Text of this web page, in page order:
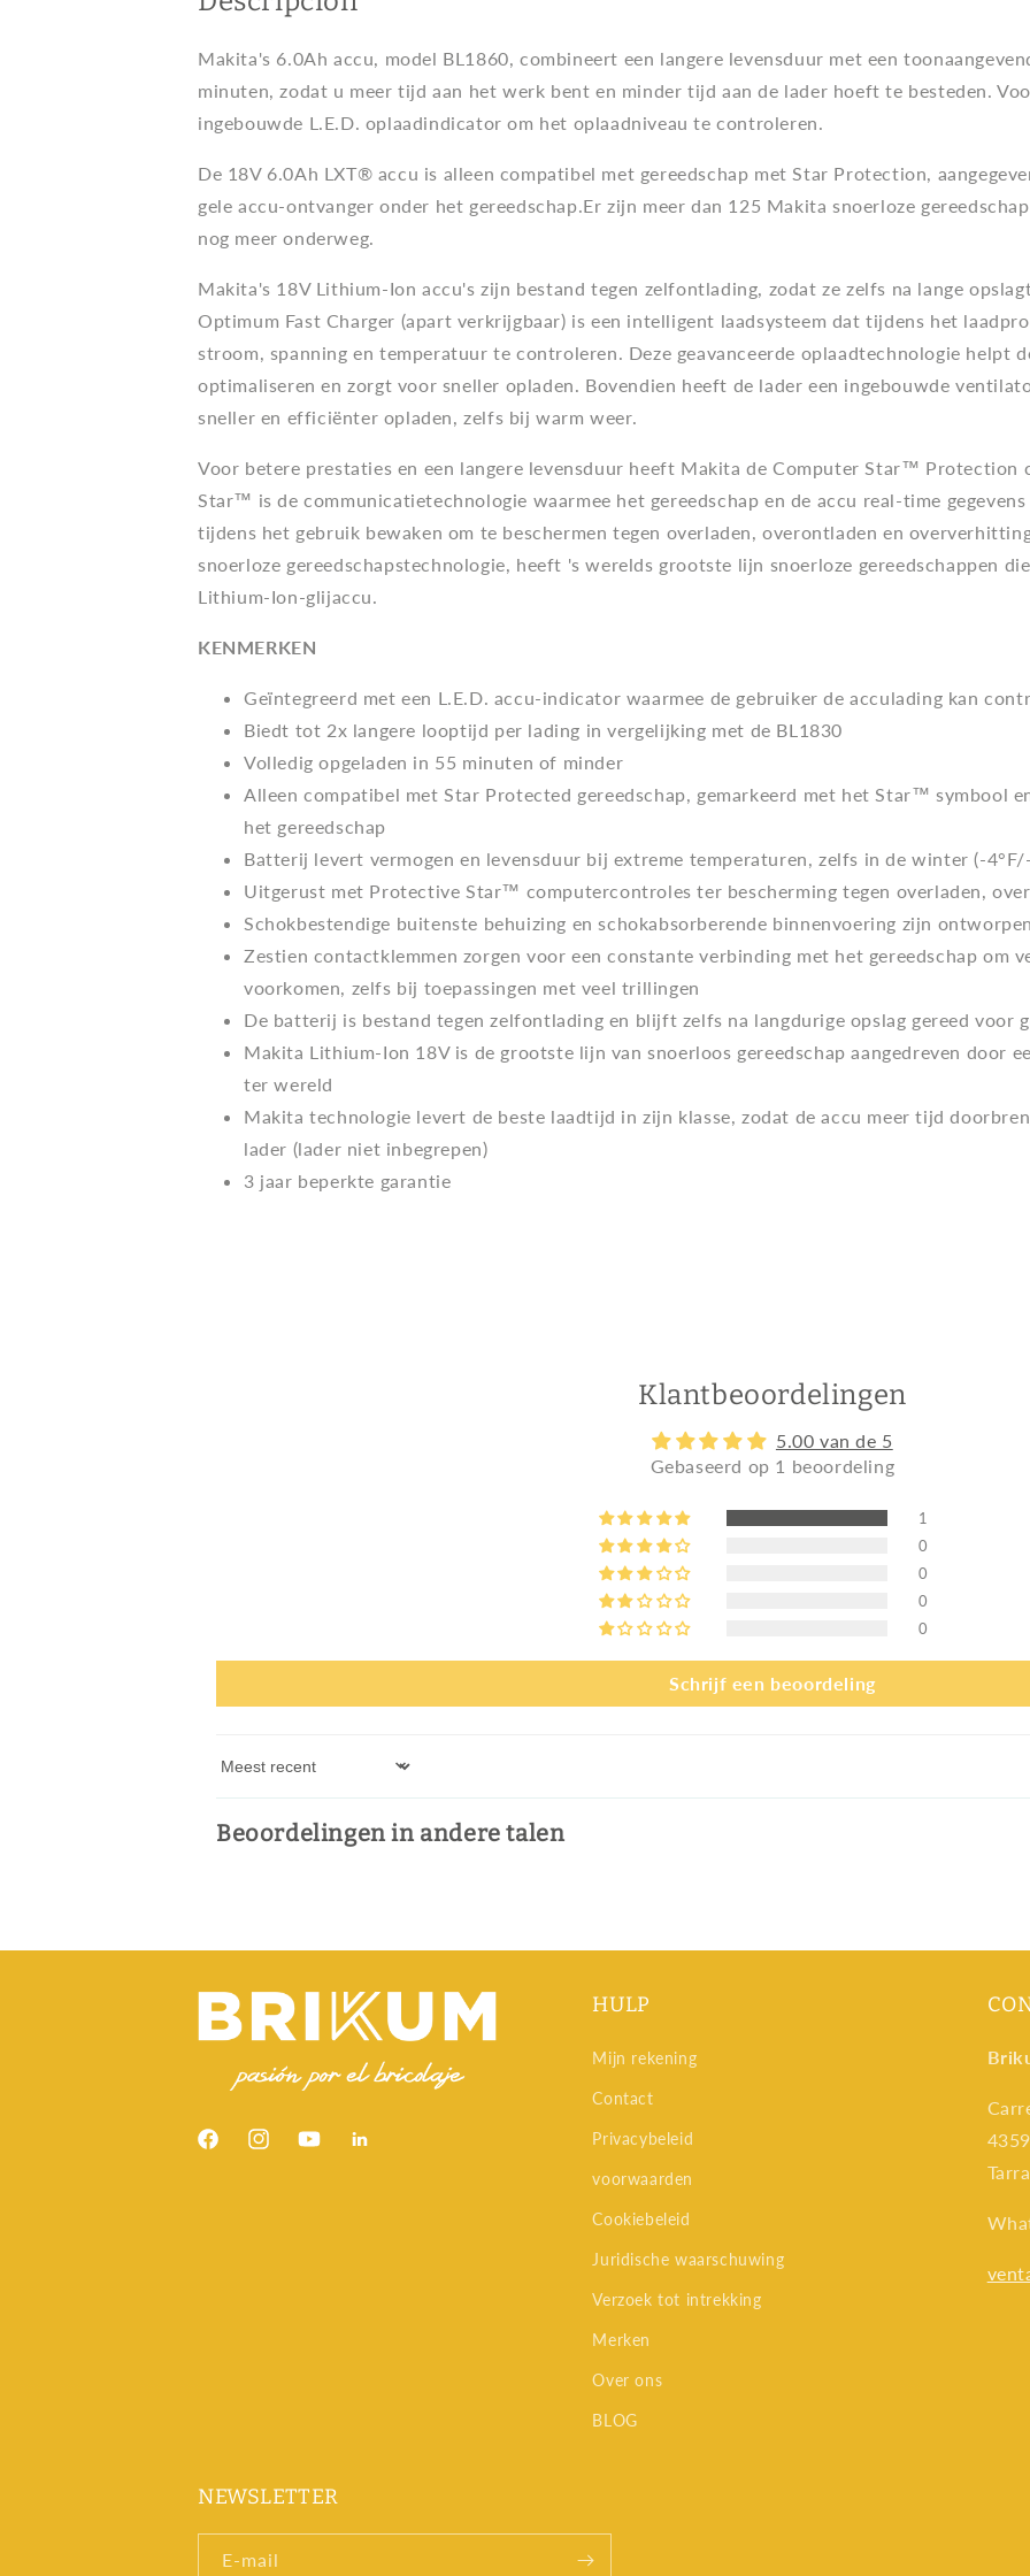
Makita's 6.0Ah accu, model BL1860, combineert een langere levensduur met een
minuten, zodat u meer tijd aan het werk bent en minder tijd aan de lader hoeft te besteden.
ingebouwde L.E.D. oplaadindicator om het oplaadniveau te controleren.
De 18V 6.0Ah LXT® accu is alleen compatibel met gereedschap met Star Protection,
gele accu-ontvanger onder het gereedschap.Er zijn meer dan 125 Makita snoerloze
nog meer onderweg.
Makita's 18V Lithium-Ion accu's zijn bestand tegen zelfontlading, zodat ze zelfs na lange
Optimum Fast Charger (apart verkrijgbaar) is een intelligent laadsysteem dat tijdens het
stroom, spanning en temperatuur te controleren. Deze geavanceerde oplaadtechnologie helpt
optimaliseren en zorgt voor sneller opladen. Bovendien heeft de lader een ingebouwde
sneller en efficiënter opladen, zelfs bij warm weer.
Voor betere prestaties en een langere levensduur heeft Makita de Computer Star™
Star™ is de communicatietechnologie waarmee het gereedschap en de accu real-time
tijdens het gebruik bewaken om te beschermen tegen overladen, overontladen en
snoerloze gereedschapstechnologie, heeft 's werelds grootste lijn snoerloze gereedschappen
Lithium-Ion-glijaccu.
KENMERKEN
Geïntegreerd met een L.E.D. accu-indicator waarmee de gebruiker de acculading kan
Biedt tot 2x langere looptijd per lading in vergelijking met de BL1830
Volledig opgeladen in 55 minuten of minder
Alleen compatibel met Star Protected gereedschap, gemarkeerd met het Star™ symbool
het gereedschap
Batterij levert vermogen en levensduur bij extreme temperaturen, zelfs in de winter (-
Uitgerust met Protective Star™ computercontroles ter bescherming tegen overladen,
Schokbestendige buitenste behuizing en schokabsorberende binnenvoering zijn
Zestien contactklemmen zorgen voor een constante verbinding met het gereedschap om
voorkomen, zelfs bij toepassingen met veel trillingen
De batterij is bestand tegen zelfontlading en blijft zelfs na langdurige opslag gereed voor
Makita Lithium-Ion 18V is de grootste lijn van snoerloos gereedschap aangedreven door
ter wereld
Makita technologie levert de beste laadtijd in zijn klasse, zodat de accu meer tijd
lader (lader niet inbegrepen)
3 jaar beperkte garantie
Klantbeoordelingen
5.00 van de 5
Gebaseerd op 1 beoordeling
1
0
0
0
0
Schrijf een beoordeling
Sort by
Beoordelingen in andere talen
FacebookInstagramYouTubeSnapchat
HULP
Mijn rekening
Contact
Privacybeleid
voorwaarden
Cookiebeleid
Juridische waarschuwing
Verzoek tot intrekking
Merken
Over ons
BLOG
NEWSLETTER
E‑mail